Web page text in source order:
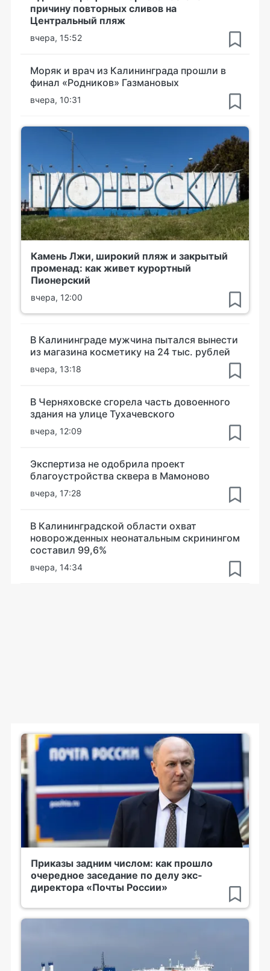
причину повторных сливов на
Центральный пляж
вчера, 15:52
Моряк и врач из Калининграда прошли в
финал «Родников» Газмановых
вчера, 10:31
Камень Лжи, широкий пляж и закрытый
променад: как живет курортный
Пионерский
вчера, 12:00
В Калининграде мужчина пытался вынести
из магазина косметику на 24 тыс. рублей
вчера, 13:18
В Черняховске сгорела часть довоенного
здания на улице Тухачевского
вчера, 12:09
Экспертиза не одобрила проект
благоустройства сквера в Мамоново
вчера, 17:28
В Калининградской области охват
новорожденных неонатальным скринингом
составил 99,6%
вчера, 14:34
Приказы задним числом: как прошло
очередное заседание по делу экс-
директора «Почты России»